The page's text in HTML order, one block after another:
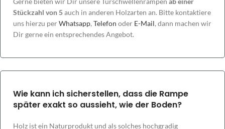
Stückzahl von 5auch in anderen Holzarten an. Bitte kontaktiere
uns hierzu perWhatsapp, Telefon oder E-Mail, dann machen wir
Dir gerne ein entsprechendes Angebot.
Wie kann ich sicherstellen, dass die Rampe
später exakt so aussieht, wie der Boden?
Holz ist ein Naturprodukt und als solches hochgradig